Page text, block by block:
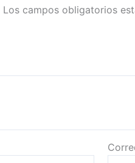
Los campos obligatorios